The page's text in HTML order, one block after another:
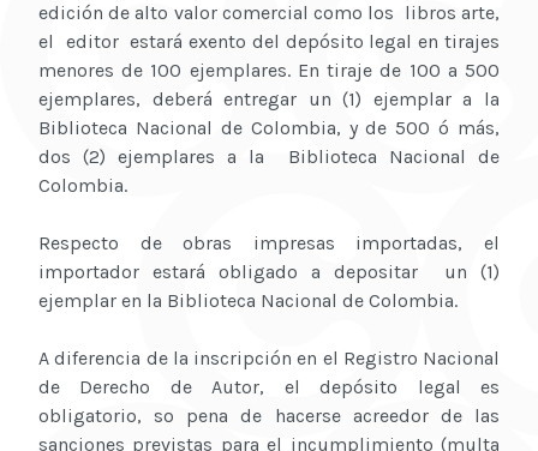
edición de alto valor comercial como los libros arte,
el editor estará exento del depósito legal en tirajes
menores de 100 ejemplares. En tiraje de 100 a 500
ejemplares, deberá entregar un (1) ejemplar a la
Biblioteca Nacional de Colombia, y de 500 ó más,
dos (2) ejemplares a la Biblioteca Nacional de
Colombia.
Respecto de obras impresas importadas, el
importador estará obligado a depositar un (1)
ejemplar en la Biblioteca Nacional de Colombia.
A diferencia de la inscripción en el Registro Nacional
de Derecho de Autor, el depósito legal es
obligatorio, so pena de hacerse acreedor de las
sanciones previstas para el incumplimiento (multa